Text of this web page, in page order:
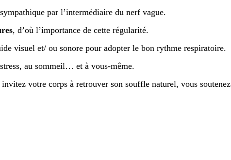
par l’intermédiaire du nerf vague.
, d’où l’importance de cette régularité.
visuel et/ ou sonore pour adopter le bon rythme respiratoire.
au sommeil… et à vous-même.
votre corps à retrouver son souffle naturel, vous soutenez